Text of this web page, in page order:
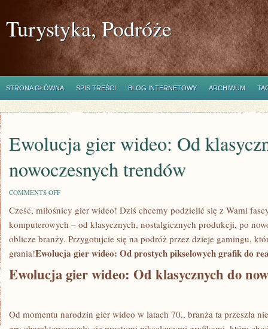
Turystyka, Podróże
STRONA GŁÓWNA SPIS TREŚCI BLOG INTERNETOWY ARCHIWUM
Ewolucja gier wideo: Od
nowoczesnych trendów
COMMENTS OFFON
GIER
WIDEO:
OD
KLASYCZNYCH
DO
NOWOCZESNYCH
Cześć, miłośnicy⁤ gier wideo! Dziś chcemy ‍podzielić się ‍z Wami‍
komputerowych – od klasycznych, nostalgicznych produkcji, po
oblicze branży.⁢ Przygotujcie się na podróż ‌przez‍ dzieje‌ gamingu,
grania!Ewolucja gier⁢ wideo: ​Od prostych pikselowych grafik do
Ewolucja gier​ wideo: Od klasycznych do
Od momentu ⁤narodzin gier wideo w latach 70., branża ta ‍przeszła